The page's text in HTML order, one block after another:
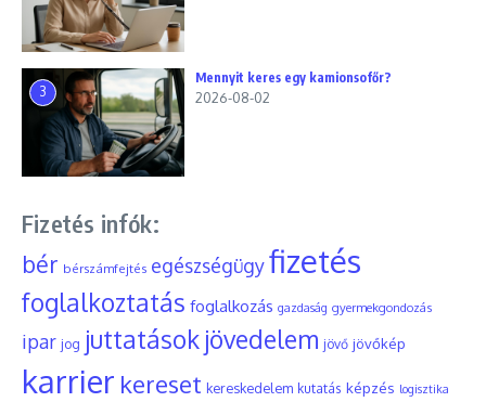
3
Mennyit keres egy kamionsofőr?
2026-08-02
Fizetés infók:
bér bérszámfejtés egészségügyfizetés
foglalkoztatás foglalkozás gazdaság gyermekgondozás
ipar jog juttatások jövedelem jövő jövőkép
karrier kereset kereskedelem kutatás képzés logisztika